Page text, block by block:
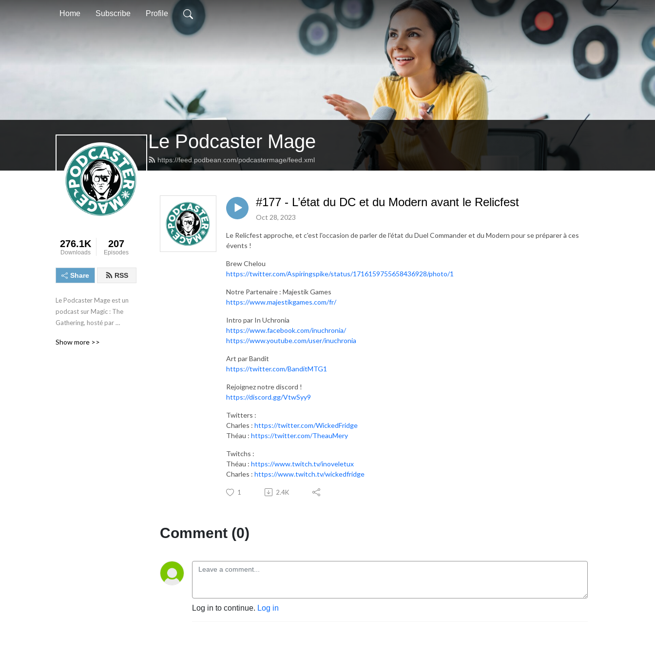
Home Subscribe Profile
Le Podcaster Mage
https://feed.podbean.com/podcastermage/feed.xml
276.1K
Downloads
207
Episodes
Share RSS
Le Podcaster Mage est un
podcast sur Magic : The
Gathering, hosté par
Mery, deux joueurs
Show more >>
#177 - L’état du DC et du Modern avant le Relicfest
Oct 28, 2023
Le Relicfest approche, et c'est l'occasion de parler de l'état du Duel Commander et du Modern pour se préparer à ces
évents !
Brew Chelou
https://twitter.com/Aspiringspike/status/1716159755658436928/photo/1
Notre Partenaire : Majestik Games
https://www.majestikgames.com/fr/
Intro par In Uchronia
https://www.facebook.com/inuchronia/
https://www.youtube.com/user/inuchronia
Art par Bandit
https://twitter.com/BanditMTG1
Rejoignez notre discord !
https://discord.gg/VtwSyy9
Twitters :
Charles : https://twitter.com/WickedFridge
Théau : https://twitter.com/TheauMery
Twitchs :
Théau : https://www.twitch.tv/inoveletux
Charles : https://www.twitch.tv/wickedfridge
1 2.4K
Comment (0)
Log in to continue. Log in